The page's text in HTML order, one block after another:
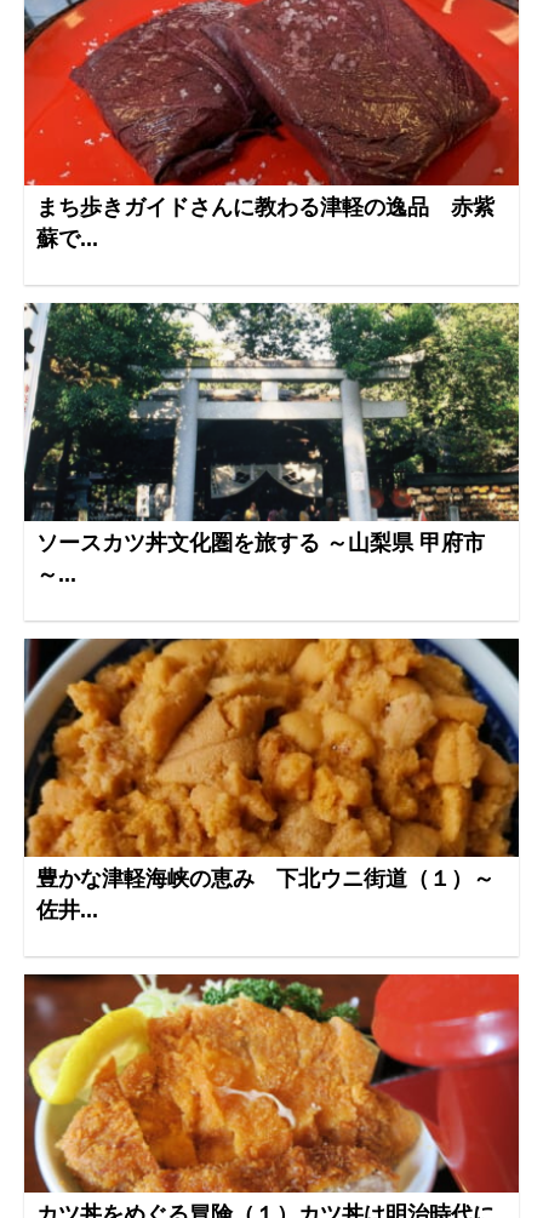
まち歩きガイドさんに教わる津軽の逸品 赤紫
蘇で...
ソースカツ丼文化圏を旅する ～山梨県 甲府市
～...
豊かな津軽海峡の恵み 下北ウニ街道（１）～
佐井...